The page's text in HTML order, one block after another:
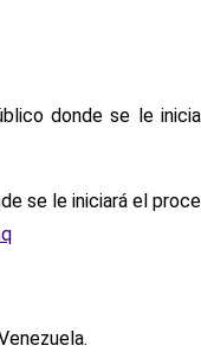
donde se le
se le iniciará el